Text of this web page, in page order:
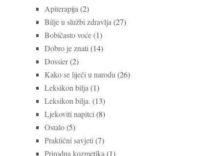
Apiterapija (2)
Bilje u službi zdravlja (27)
Bobičasto voće(1)
Dobro je znati (14)
Dossier(2)
Kako se liječi u narodu (26)
Leksikon bilja (1)
Leksikon bilja. (13)
Ljekoviti napitci (8)
Ostalo(5)
Praktični savjeti (7)
Prirodna kozmetika (1)